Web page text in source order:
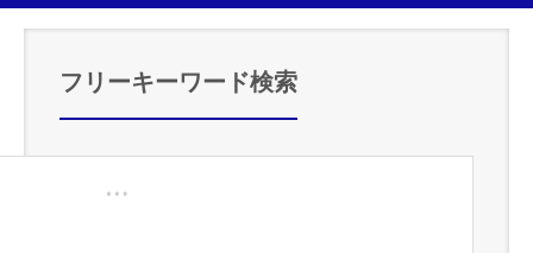
フリーキーワード検索